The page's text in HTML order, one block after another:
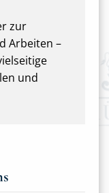
zur
Arbeiten –
und